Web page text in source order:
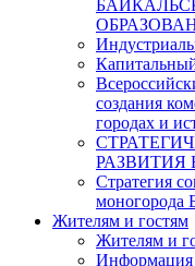
создания
городах и
РАЗВИТИЯ
Стратегия
моногорода
Жителям и гостям
Жителям и
Информация